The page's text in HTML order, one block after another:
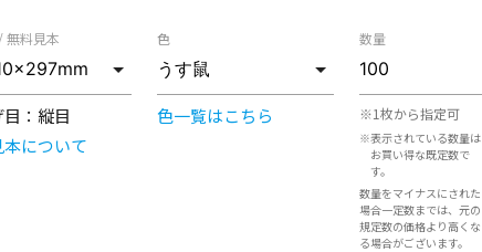
無料見本
： 縦目
について
色
色一覧はこちら
数量
※1枚から指定可
※表示されている数量は
お買い得な既定数で
す。
数量をマイナスにされた
場合一定数までは、元の
規定数の価格より高くな
る場合がございます。